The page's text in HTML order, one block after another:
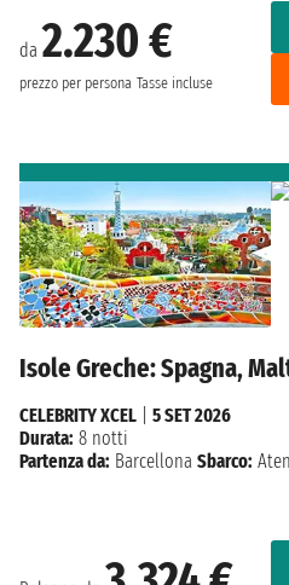
da 2.230 €
prezzo per persona Tasse incluse
Isole Greche: Spagna,
CELEBRITY XCEL
5 SET 2026
Durata: 8 notti
Partenza da: Barcellona Sbarco: